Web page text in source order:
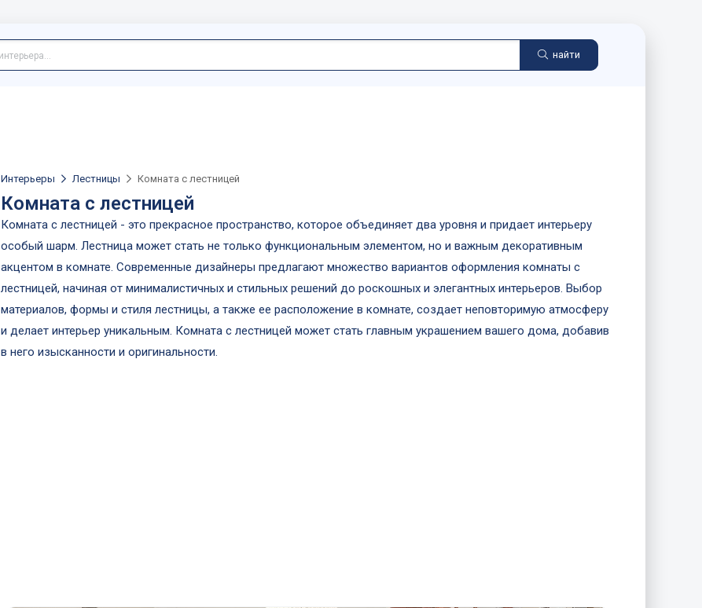
найти
Интерьеры Лестницы Комната с лестницей
Комната с лестницей
Комната с лестницей - это прекрасное пространство, которое объединяет два уровня и придает интерьеру
особый шарм. Лестница может стать не только функциональным элементом, но и важным декоративным
акцентом в комнате. Современные дизайнеры предлагают множество вариантов оформления комнаты с
лестницей, начиная от минималистичных и стильных решений до роскошных и элегантных интерьеров. Выбор
материалов, формы и стиля лестницы, а также ее расположение в комнате, создает неповторимую атмосферу
и делает интерьер уникальным. Комната с лестницей может стать главным украшением вашего дома, добавив
в него изысканности и оригинальности.